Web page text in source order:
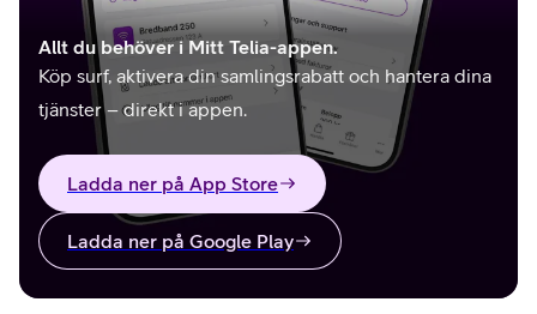
Allt du behöver i Mitt Telia-appen.
Köp surf, aktivera din samlingsrabatt och hantera dina
tjänster – direkt i appen.
Ladda ner på App Store
Ladda ner på Google Play